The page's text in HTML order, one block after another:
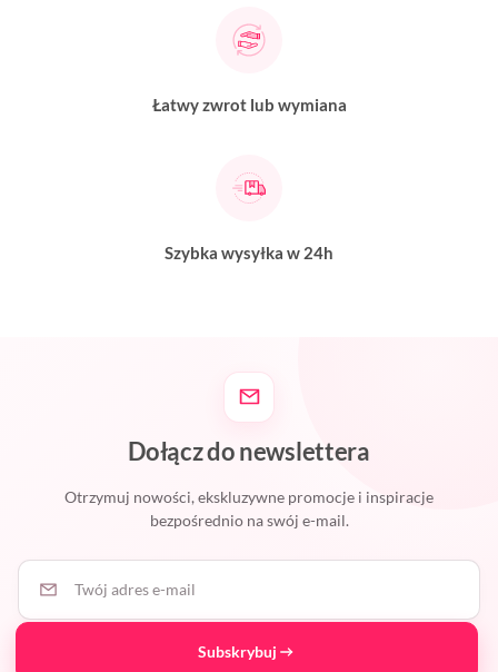
Łatwy zwrot lub wymiana
Szybka wysyłka w 24h
Dołącz do newslettera
Otrzymuj nowości, ekskluzywne promocje i inspiracje
bezpośrednio na swój e-mail.
Twój adres e-mail
Subskrybuj